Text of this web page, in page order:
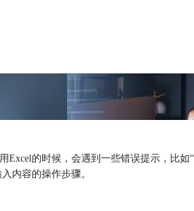
的时候，会遇到一些错误提示，比
内容的操作步骤。